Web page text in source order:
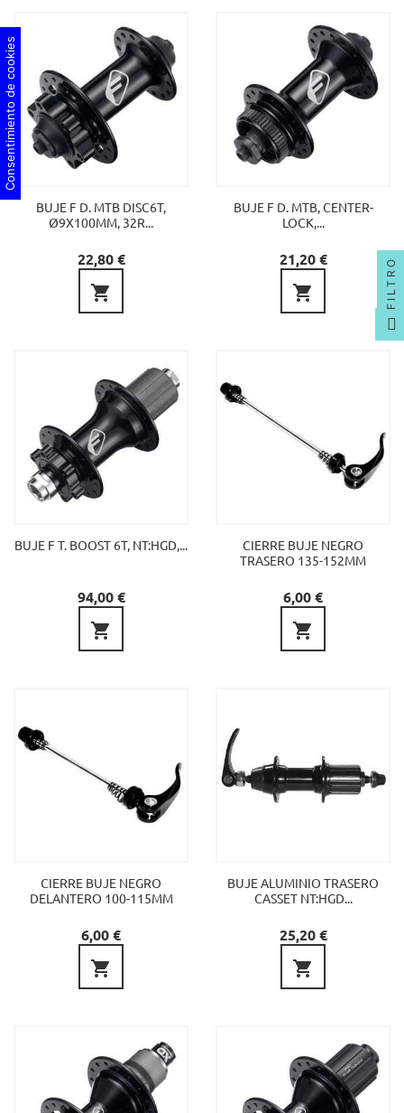
BUJE F D. MTB DISC6T,
Ø9X100MM, 32R...
Precio
22,80 €

BUJE F D. MTB, CENTER-
LOCK,...
Precio
21,20 €

BUJE F T. BOOST 6T, NT:HGD,...
Precio
94,00 €

CIERRE BUJE NEGRO
TRASERO 135-152MM
Precio
6,00 €

CIERRE BUJE NEGRO
DELANTERO 100-115MM
Precio
6,00 €

BUJE ALUMINIO TRASERO
CASSET NT:HGD...
Precio
25,20 €

FILTRO
Consentimiento de cookies